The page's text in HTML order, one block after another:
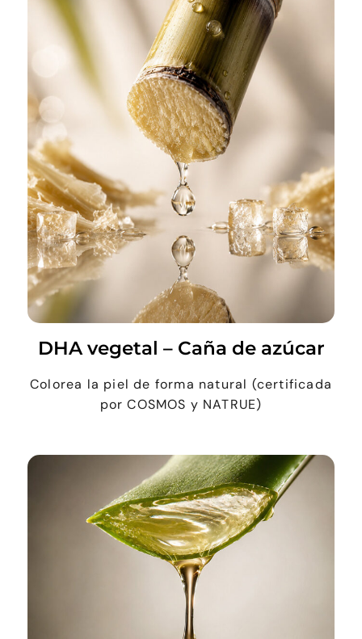
DHA vegetal – Caña de azúcar
Colorea la piel de forma natural (certificada
por COSMOS y NATRUE)